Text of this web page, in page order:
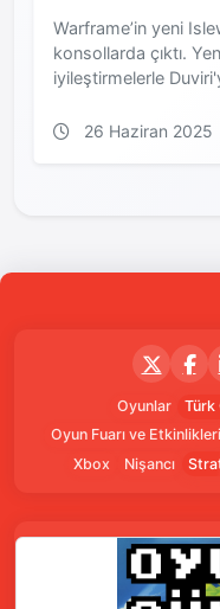
Warframe’in yeni
konsollarda çıktı.
iyileştirmelerle
26 Haziran 2025
Oyunlar Türk
Oyun Fuarı ve Etkinlikleri
Xbox
Nişancı